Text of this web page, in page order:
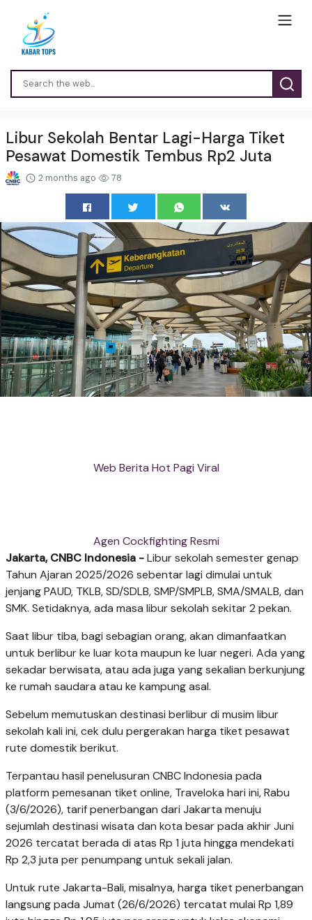
Libur Sekolah Bentar Lagi-Harga Tiket
Pesawat Domestik Tembus Rp2 Juta
2 months ago 78
Web Berita Hot Pagi Viral
Agen Cockfighting Resmi
Jakarta, CNBC Indonesia -Libur sekolah semester genap
Tahun Ajaran 2025/2026 sebentar lagi dimulai untuk
jenjang PAUD, TKLB, SD/SDLB, SMP/SMPLB, SMA/SMALB, dan
SMK. Setidaknya, ada masa libur sekolah sekitar 2 pekan.
Saat libur tiba, bagi sebagian orang, akan dimanfaatkan
untuk berlibur ke luar kota maupun ke luar negeri. Ada yang
sekadar berwisata, atau ada juga yang sekalian berkunjung
ke rumah saudara atau ke kampung asal.
Sebelum memutuskan destinasi berlibur di musim libur
sekolah kali ini, cek dulu pergerakan harga tiket pesawat
rute domestik berikut.
Terpantau hasil penelusuran CNBC Indonesia pada
platform pemesanan tiket online, Traveloka hari ini, Rabu
(3/6/2026), tarif penerbangan dari Jakarta menuju
sejumlah destinasi wisata dan kota besar pada akhir Juni
2026 tercatat berada di atas Rp 1 juta hingga mendekati
Rp 2,3 juta per penumpang untuk sekali jalan.
Untuk rute Jakarta-Bali, misalnya, harga tiket penerbangan
langsung pada Jumat (26/6/2026) tercatat mulai Rp 1,89